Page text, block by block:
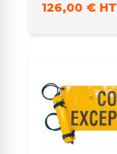
126,00 € HT